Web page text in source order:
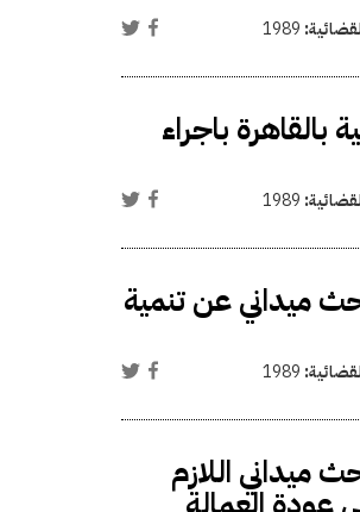
1989
باجراء
1989
بحث ميداني عن تنمية
1989
ميداني اللازم